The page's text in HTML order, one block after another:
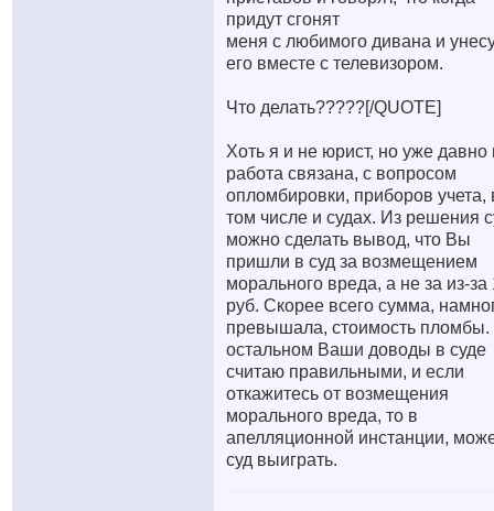
придут сгонят
меня с любимого дивана и
его вместе с телевизором.
Что делать?????[/QUOTE]
Хоть я и не юрист, но уже давно
работа связана, с вопросом
опломбировки, приборов учета,
том числе и судах. Из решения
можно сделать вывод, что Вы
пришли в суд за возмещением
морального вреда, а не за из-за
руб. Скорее всего сумма,
превышала, стоимость пломбы.
остальном Ваши доводы в суде
считаю правильными, и если
откажитесь от возмещения
морального вреда, то в
апелляционной инстанции,
суд выиграть.